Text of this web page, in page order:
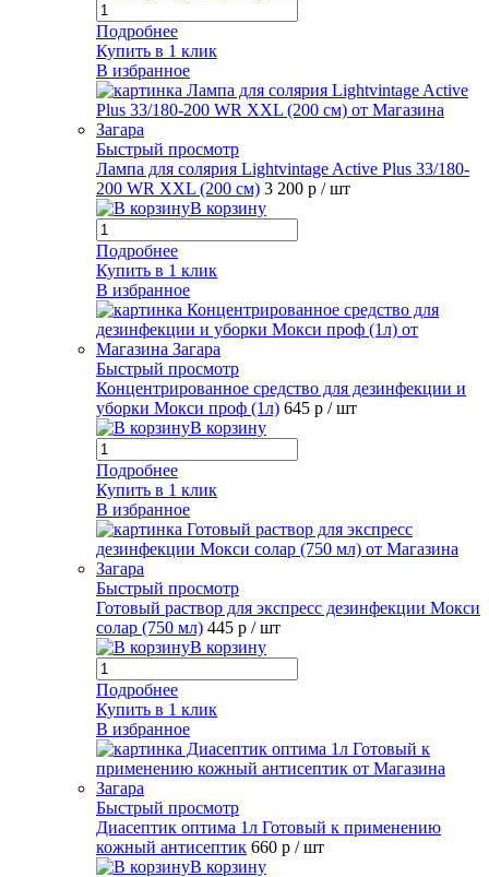
Подробнее
Купить в 1 клик
В избранное
Быстрый просмотр
Лампа для солярия Lightvintage Active Plus 33/180-
200 WR XXL (200 см) 3 200 р / шт
В корзину
Подробнее
Купить в 1 клик
В избранное
Быстрый просмотр
Концентрированное средство для дезинфекции и
уборки Мокси проф (1л) 645 р / шт
В корзину
Подробнее
Купить в 1 клик
В избранное
Быстрый просмотр
Готовый раствор для экспресс дезинфекции Мокси
солар (750 мл) 445 р / шт
В корзину
Подробнее
Купить в 1 клик
В избранное
Быстрый просмотр
Диасептик оптима 1л Готовый к применению
кожный антисептик 660 р / шт
В корзину